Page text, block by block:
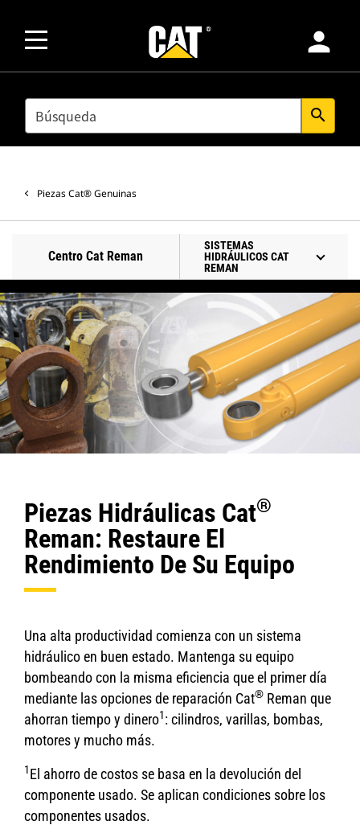
person
SEARCH search
Piezas Cat® Genuinas
Centro Cat Reman
SISTEMAS
HIDRÁULICOS CAT
REMAN
Piezas Hidráulicas Cat®
Reman: Restaure El
Rendimiento De Su Equipo
Una alta productividad comienza con un sistema
hidráulico en buen estado. Mantenga su equipo
bombeando con la misma eficiencia que el primer día
mediante las opciones de reparación Cat® Reman que
ahorran tiempo y dinero1: cilindros, varillas, bombas,
motores y mucho más.
1El ahorro de costos se basa en la devolución del
componente usado. Se aplican condiciones sobre los
componentes usados.